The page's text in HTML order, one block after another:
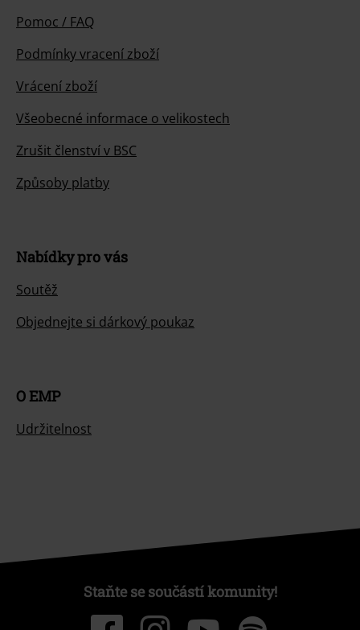
Pomoc / FAQ
Podmínky vracení zboží
Vrácení zboží
Všeobecné informace o velikostech
Zrušit členství v BSC
Způsoby platby
Nabídky pro vás
Soutěž
Objednejte si dárkový poukaz
O EMP
Udržitelnost
Staňte se součástí komunity!